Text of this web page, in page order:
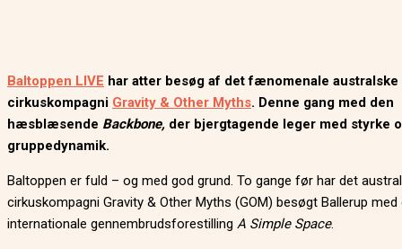
Baltoppen LIVE har atter besøg af det fænomenale australske
cirkuskompagni Gravity & Other Myths. Denne gang med den
hæsblæsende Backbone, der bjergtagende leger med styrke
gruppedynamik.
Baltoppen er fuld – og med god grund. To gange før har det
cirkuskompagni Gravity & Other Myths (GOM) besøgt Ballerup med
internationale gennembrudsforestilling A Simple Space.